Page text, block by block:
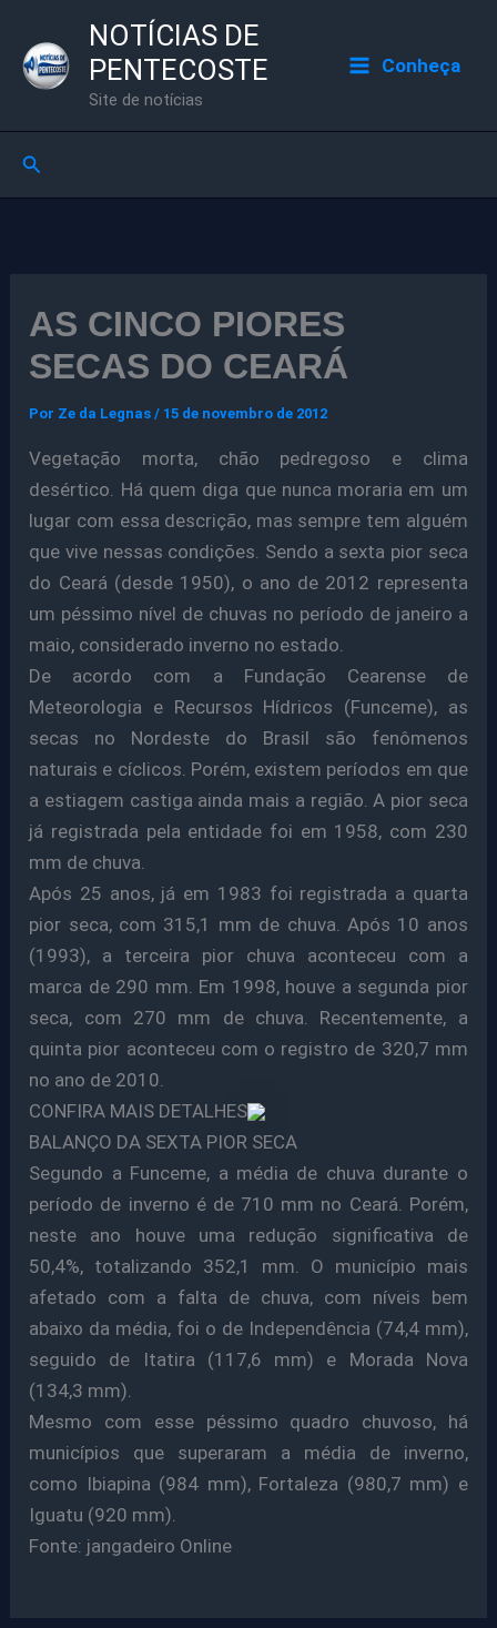
para
NOTÍCIAS DE
PENTECOSTE
Site de notícias
Conheça
Pesquisar
AS CINCO PIORES
SECAS DO CEARÁ
Por Ze da Legnas/ 15 de novembro de 2012
Vegetação morta, chão pedregoso e clima
desértico. Há quem diga que nunca moraria em um
lugar com essa descrição, mas sempre tem alguém
que vive nessas condições. Sendo a sexta pior seca
do Ceará (desde 1950), o ano de 2012 representa
um péssimo nível de chuvas no período de janeiro a
maio, considerado inverno no estado.
De acordo com a Fundação Cearense de
Meteorologia e Recursos Hídricos (Funceme), as
secas no Nordeste do Brasil são fenômenos
naturais e cíclicos. Porém, existem períodos em que
a estiagem castiga ainda mais a região. A pior seca
já registrada pela entidade foi em 1958, com 230
mm de chuva.
Após 25 anos, já em 1983 foi registrada a quarta
pior seca, com 315,1 mm de chuva. Após 10 anos
(1993), a terceira pior chuva aconteceu com a
marca de 290 mm. Em 1998, houve a segunda pior
seca, com 270 mm de chuva. Recentemente, a
quinta pior aconteceu com o registro de 320,7 mm
no ano de 2010.
CONFIRA MAIS DETALHES
BALANÇO DA SEXTA PIOR SECA
Segundo a Funceme, a média de chuva durante o
período de inverno é de 710 mm no Ceará. Porém,
neste ano houve uma redução significativa de
50,4%, totalizando 352,1 mm. O município mais
afetado com a falta de chuva, com níveis bem
abaixo da média, foi o de Independência (74,4 mm),
seguido de Itatira (117,6 mm) e Morada Nova
(134,3 mm).
Mesmo com esse péssimo quadro chuvoso, há
municípios que superaram a média de inverno,
como Ibiapina (984 mm), Fortaleza (980,7 mm) e
Iguatu (920 mm).
Fonte: jangadeiro Online